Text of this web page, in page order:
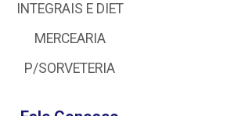
INTEGRAIS E DIET
MERCEARIA
P/SORVETERIA